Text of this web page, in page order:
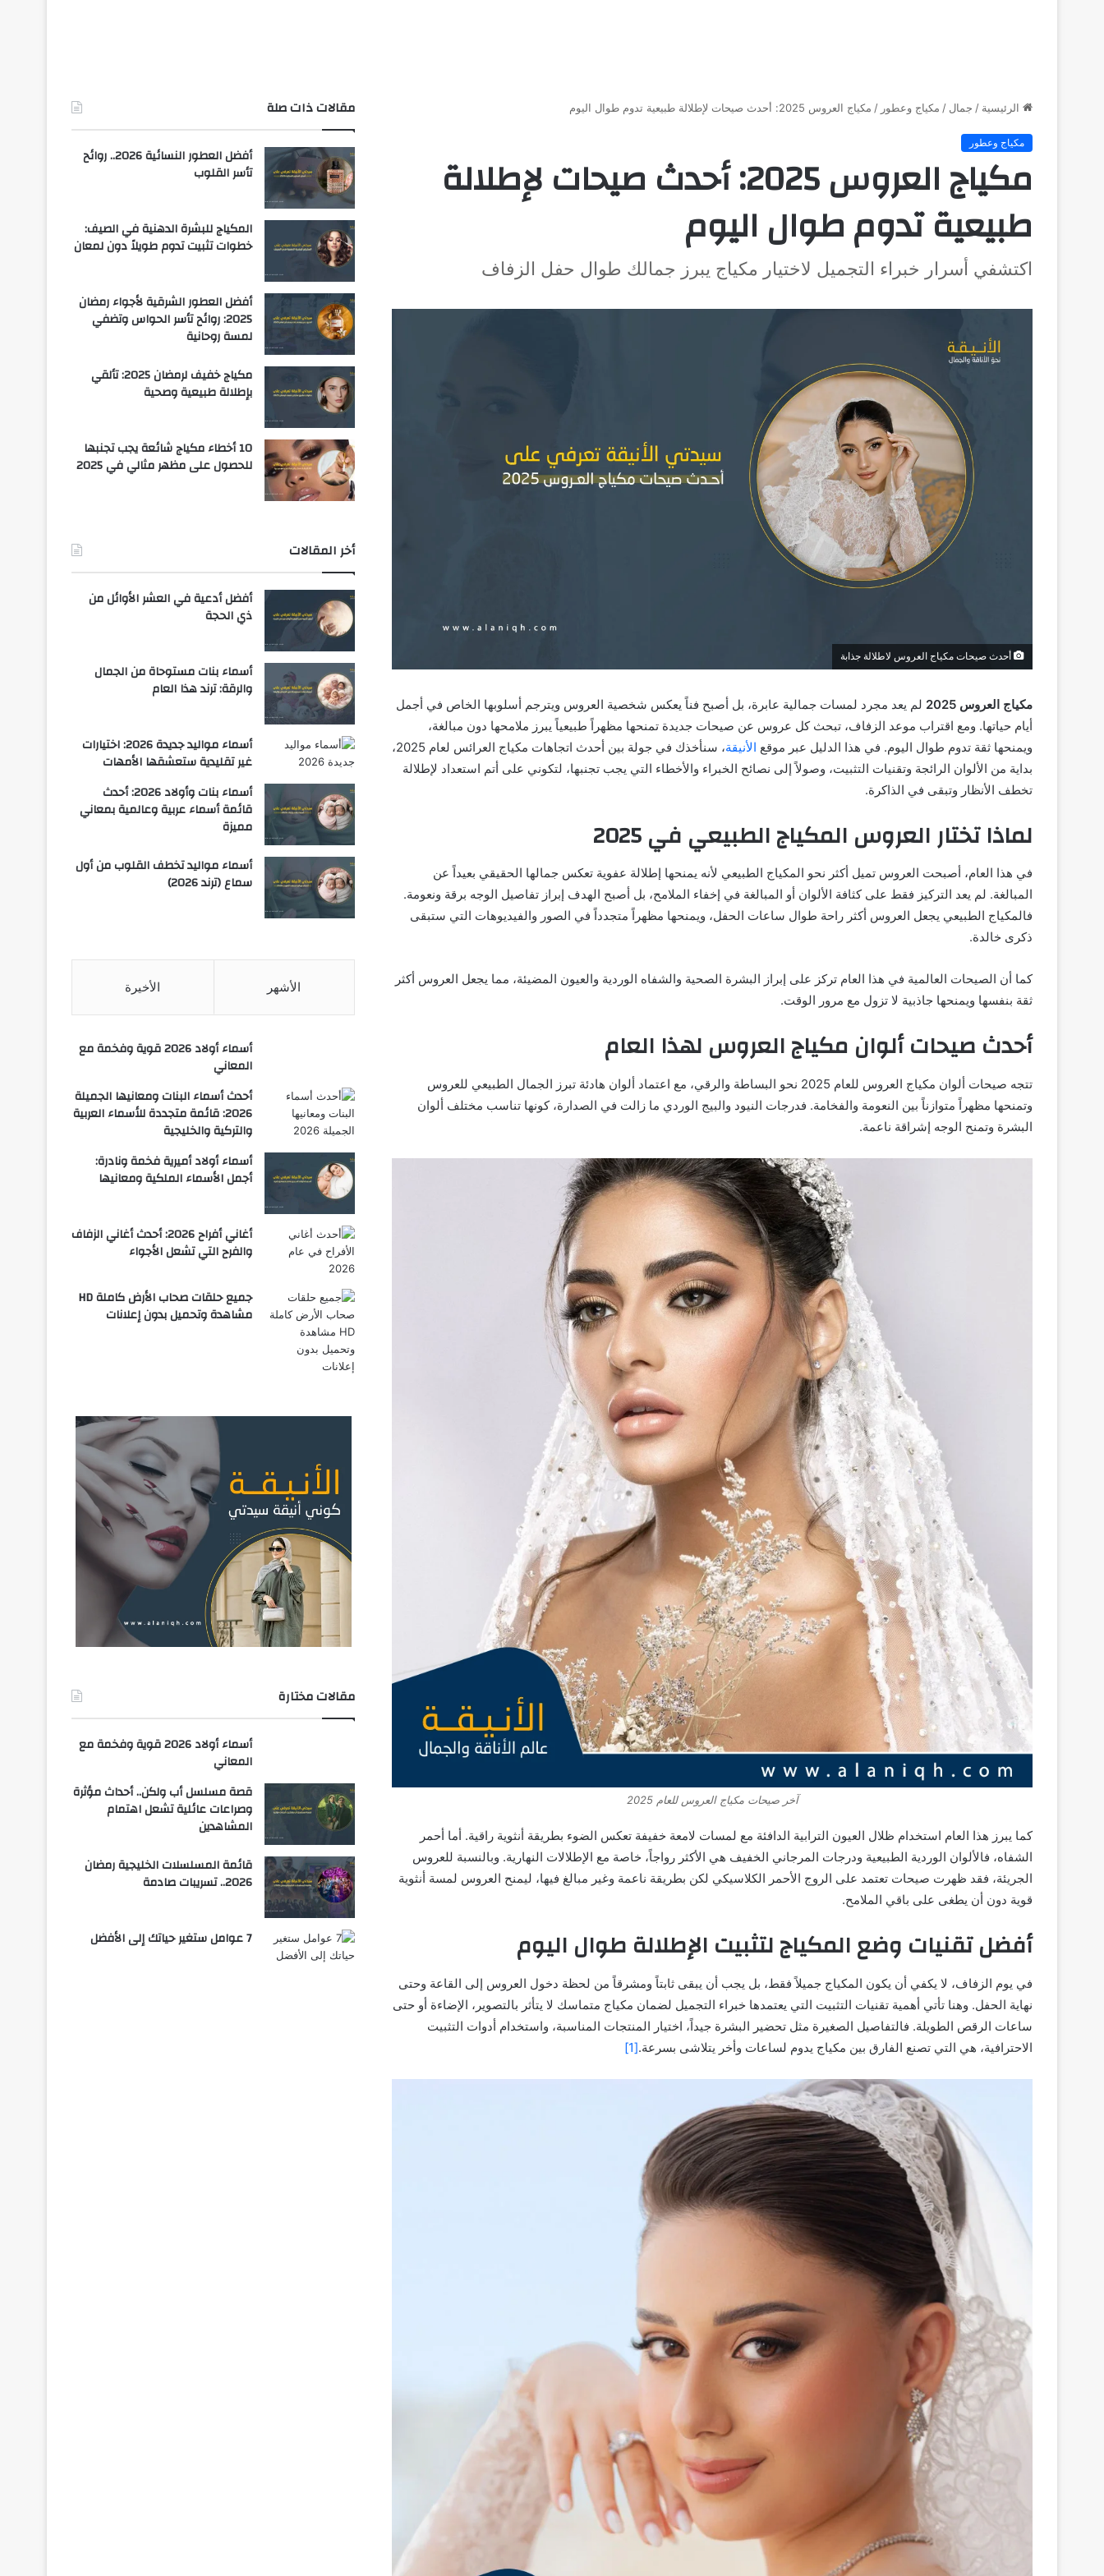
الرئيسية / جمال / مكياج وعطور / مكياج العروس 2025: أحدث صيحات لإطلالة طبيعية تدوم طوال اليوم
مكياج وعطور
مكياج العروس 2025: أحدث صيحات لإطلالة
طبيعية تدوم طوال اليوم
اكتشفي أسرار خبراء التجميل لاختيار مكياج يبرز جمالك طوال حفل الزفاف
أحدث صيحات مكياج العروس لاطلالة جذابة
مكياج العروس 2025
لم يعد مجرد لمسات جمالية عابرة، بل أصبح فناً يعكس شخصية العروس ويترجم أسلوبها الخاص في أجمل
أيام حياتها. ومع اقتراب موعد الزفاف، تبحث كل عروس عن صيحات جديدة تمنحها مظهراً طبيعياً يبرز ملامحها دون مبالغة،
ويمنحها ثقة تدوم طوال اليوم. في هذا الدليل عبر موقع الأنيقة
، سنأخذك في جولة بين أحدث اتجاهات مكياج العرائس لعام 2025،
بداية من الألوان الرائجة وتقنيات التثبيت، وصولاً إلى نصائح الخبراء والأخطاء التي يجب تجنبها، لتكوني على أتم استعداد لإطلالة
تخطف الأنظار وتبقى في الذاكرة.
لماذا تختار العروس المكياج الطبيعي في 2025
في هذا العام، أصبحت العروس تميل أكثر نحو المكياج الطبيعي لأنه يمنحها إطلالة عفوية تعكس جمالها الحقيقي بعيداً عن
المبالغة. لم يعد التركيز فقط على كثافة الألوان أو المبالغة في إخفاء الملامح، بل أصبح الهدف إبراز تفاصيل الوجه برقة ونعومة.
فالمكياج الطبيعي يجعل العروس أكثر راحة طوال ساعات الحفل، ويمنحها مظهراً متجدداً في الصور والفيديوهات التي ستبقى
ذكرى خالدة.
كما أن الصيحات العالمية في هذا العام تركز على إبراز البشرة الصحية والشفاه الوردية والعيون المضيئة، مما يجعل العروس أكثر
ثقة بنفسها ويمنحها جاذبية لا تزول مع مرور الوقت.
أحدث صيحات ألوان مكياج العروس لهذا العام
تتجه صيحات ألوان مكياج العروس للعام 2025 نحو البساطة والرقي، مع اعتماد ألوان هادئة تبرز الجمال الطبيعي للعروس
وتمنحها مظهراً متوازناً بين النعومة والفخامة. فدرجات النيود والبيج الوردي ما زالت في الصدارة، كونها تناسب مختلف ألوان
البشرة وتمنح الوجه إشراقة ناعمة.
آخر صيحات مكياج العروس للعام 2025
كما يبرز هذا العام استخدام ظلال العيون الترابية الدافئة مع لمسات لامعة خفيفة تعكس الضوء بطريقة أنثوية راقية. أما أحمر
الشفاه، فالألوان الوردية الطبيعية ودرجات المرجاني الخفيف هي الأكثر رواجاً، خاصة مع الإطلالات النهارية. وبالنسبة للعروس
الجريئة، فقد ظهرت صيحات تعتمد على الروج الأحمر الكلاسيكي لكن بطريقة ناعمة وغير مبالغ فيها، ليمنح العروس لمسة أنثوية
قوية دون أن يطغى على باقي الملامح.
أفضل تقنيات وضع المكياج لتثبيت الإطلالة طوال اليوم
في يوم الزفاف، لا يكفي أن يكون المكياج جميلاً فقط، بل يجب أن يبقى ثابتاً ومشرقاً من لحظة دخول العروس إلى القاعة وحتى
نهاية الحفل. وهنا تأتي أهمية تقنيات التثبيت التي يعتمدها خبراء التجميل لضمان مكياج متماسك لا يتأثر بالتصوير، الإضاءة أو حتى
ساعات الرقص الطويلة. فالتفاصيل الصغيرة مثل تحضير البشرة جيداً، اختيار المنتجات المناسبة، واستخدام أدوات التثبيت
الاحترافية، هي التي تصنع الفارق بين مكياج يدوم لساعات وأخر يتلاشى بسرعة.[1]
مقالات ذات صلة
أفضل العطور النسائية 2026.. روائح
تأسر القلوب
المكياج للبشرة الدهنية في الصيف:
خطوات تثبيت تدوم طويلاً دون لمعان
أفضل العطور الشرقية لأجواء رمضان
2025: روائح تأسر الحواس وتضفي
لمسة روحانية
مكياج خفيف لرمضان 2025: تألقي
بإطلالة طبيعية وصحية
10 أخطاء مكياج شائعة يجب تجنبها
للحصول على مظهر مثالي في 2025
أخر المقالات
أفضل أدعية في العشر الأوائل من
ذي الحجة
أسماء بنات مستوحاة من الجمال
والرقة: ترند هذا العام
أسماء مواليد جديدة 2026: اختيارات
غير تقليدية ستعشقها الأمهات
أسماء بنات وأولاد 2026: أحدث
قائمة أسماء عربية وعالمية بمعاني
مميزة
أسماء مواليد تخطف القلوب من أول
سماع (ترند 2026)
الأشهر الأخيرة
أسماء أولاد 2026 قوية وفخمة مع
المعاني
أحدث أسماء البنات ومعانيها الجميلة
2026: قائمة متجددة للأسماء العربية
والتركية والخليجية
أسماء أولاد أميرية فخمة ونادرة:
أجمل الأسماء الملكية ومعانيها
أغاني أفراح 2026: أحدث أغاني الزفاف
والفرح التي تشعل الأجواء
جميع حلقات صحاب الأرض كاملة HD
مشاهدة وتحميل بدون إعلانات
مقالات مختارة
أسماء أولاد 2026 قوية وفخمة مع
المعاني
قصة مسلسل أب ولكن.. أحداث مؤثرة
وصراعات عائلية تشعل اهتمام
المشاهدين
قائمة المسلسلات الخليجية رمضان
2026.. تسريبات صادمة
7 عوامل ستغير حياتك إلى الأفضل